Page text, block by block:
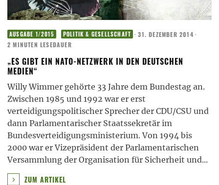
AUSGABE 1/2015 POLITIK & GESELLSCHAFT · 31. DEZEMBER 2014 ·
2 MINUTEN LESEDAUER
„ES GIBT EIN NATO-NETZWERK IN DEN DEUTSCHEN
MEDIEN“
Willy Wimmer gehörte 33 Jahre dem Bundestag an.
Zwischen 1985 und 1992 war er erst
verteidigungspolitischer Sprecher der CDU/CSU und
dann Parlamentarischer Staatssekretär im
Bundesverteidigungsministerium. Von 1994 bis
2000 war er Vizepräsident der Parlamentarischen
Versammlung der Organisation für Sicherheit und...
ZUM ARTIKEL